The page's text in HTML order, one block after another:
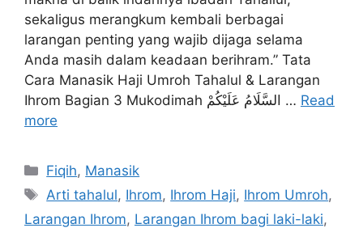
sekaligus merangkum kembali berbagai
larangan penting yang wajib dijaga selama
Anda masih dalam keadaan berihram.” Tata
Cara Manasik Haji Umroh Tahalul & Larangan
Ihrom Bagian 3 Mukodimah السَّلَامُ عَلَيْكُمْ … Read
more
Categories
Fiqih, Manasik
Tags
Arti tahalul, Ihrom, Ihrom Haji, Ihrom Umroh,
Larangan Ihrom, Larangan Ihrom bagi laki-laki,